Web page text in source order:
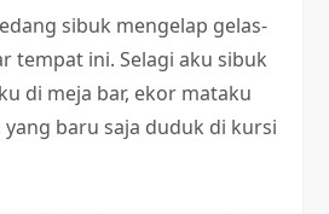
sibuk mengelap gelas-
tempat ini. Selagi aku sibuk
di meja bar, ekor mataku
baru saja duduk di kursi